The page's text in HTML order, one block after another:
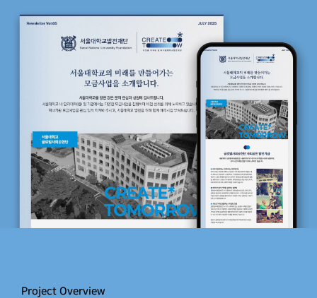
Project Overview